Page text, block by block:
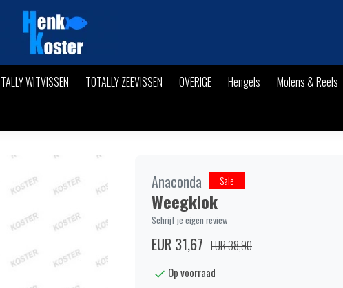
WITVISSEN TOTALLY ZEEVISSEN OVERIGE Hengels Molens & Reels
Anaconda Sale
Weegklok
Schrijf je eigen review
EUR 31,67 EUR 38,90
Op voorraad